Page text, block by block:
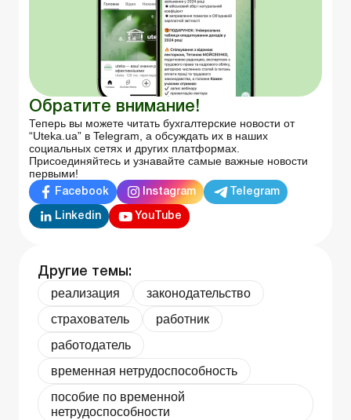
Обратите внимание!
Теперь вы можете читать бухгалтерские новости от
“Uteka.ua” в Telegram, а обсуждать их в наших
социальных сетях и других платформах.
Присоединяйтесь и узнавайте самые важные новости
первыми!
Facebook Instagram Telegram
Linkedin YouTube
Другие темы:
реализация
законодательство
страхователь
работник
работодатель
временная нетрудоспособность
пособие по временной
нетрудоспособности